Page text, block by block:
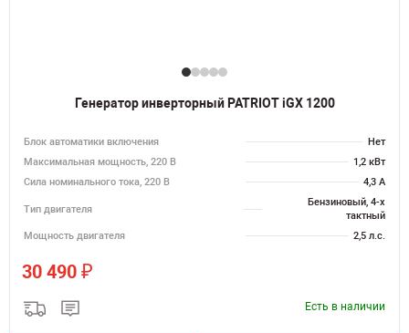
Генератор инверторный PATRIOT iGX 1200
Блок автоматики включения
Нет
Максимальная мощность, 220 В
1,2 кВт
Сила номинального тока, 220 В
4,3 А
Тип двигателя
Бензиновый, 4-х
тактный
Мощность двигателя
2,5 л.с.
30 490 ₽
Есть в наличии